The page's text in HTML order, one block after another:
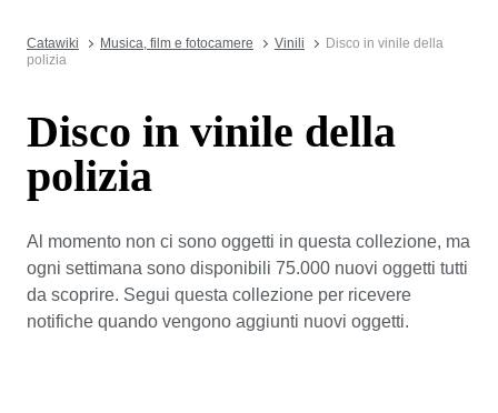
Catawiki Musica, film e fotocamere Vinili
Disco in vinile della
polizia
Disco in vinile della
polizia
Al momento non ci sono oggetti in questa collezione, ma
ogni settimana sono disponibili 75.000 nuovi oggetti tutti
da scoprire. Segui questa collezione per ricevere
notifiche quando vengono aggiunti nuovi oggetti.